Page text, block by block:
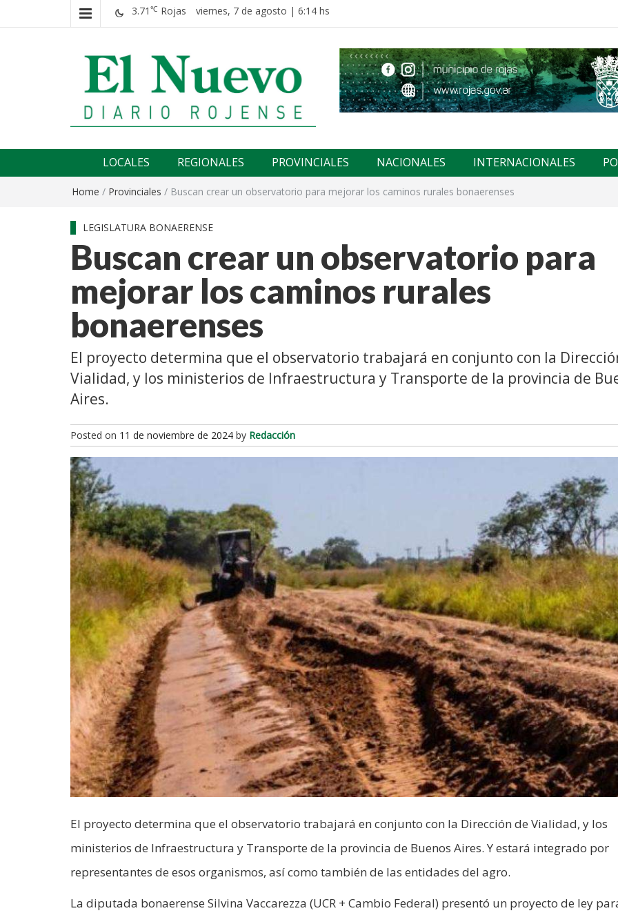
3.71 ℃ Rojas viernes, 7 de agosto | 6:14 hs
El nuevo rojense
LOCALES REGIONALES PROVINCIALES NACIONALES INTERNACIONALES
Home / Provinciales / Buscan crear un observatorio para mejorar los caminos rurales bonaerenses
LEGISLATURA BONAERENSE
Buscan crear un observatorio para
mejorar los caminos rurales
bonaerenses
El proyecto determina que el observatorio trabajará en conjunto con la
Vialidad, y los ministerios de Infraestructura y Transporte de la provincia de
Aires.
Posted on 11 de noviembre de 2024 by Redacción
El proyecto determina que el observatorio trabajará en conjunto con la Dirección de Vialidad, y los
ministerios de Infraestructura y Transporte de la provincia de Buenos Aires. Y estará integrado por
representantes de esos organismos, así como también de las entidades del agro.
La diputada bonaerense Silvina Vaccarezza (UCR + Cambio Federal) presentó un proyecto de ley